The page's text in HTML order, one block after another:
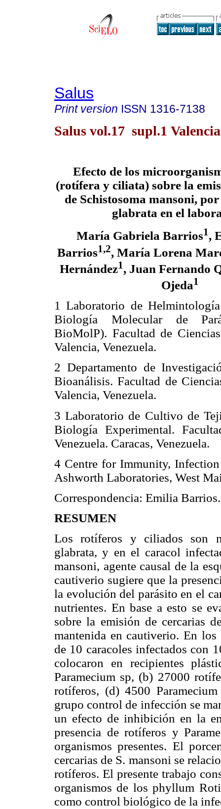
Salus
Print version ISSN 1316-7138
Salus vol.17 supl.1
Efecto de los
(rotífera y ciliata) sobre la
de Schistosoma mansoni,
glabrata en el
María Gabriela Barrios1,
Barrios1,2, María Lorena
Hernández1, Juan Fernando
Ojeda1
1 Laboratorio de
Biología Molecular de
BioMolP). Facultad de
Valencia, Venezuela.
2 Departamento de
Bioanálisis. Facultad de
Valencia, Venezuela.
3 Laboratorio de Cultivo de
Biología Experimental.
Venezuela. Caracas, Venezuela.
4 Centre for Immunity,
Ashworth Laboratories, West
Correspondencia: Emilia
RESUMEN
Los rotíferos y ciliados son
glabrata, y en el caracol
mansoni, agente causal de la
cautiverio sugiere que la
la evolución del parásito en el
nutrientes. En base a esto se
sobre la emisión de cercarias
mantenida en cautiverio. En
de 10 caracoles infectados con
colocaron en recipientes
Paramecium sp, (b) 27000
rotíferos, (d) 4500
grupo control de infección se
un efecto de inhibición en la
presencia de rotíferos y
organismos presentes. El
cercarias de S. mansoni se
rotíferos. El presente trabajo
organismos de los phyllum
como control biológico de la